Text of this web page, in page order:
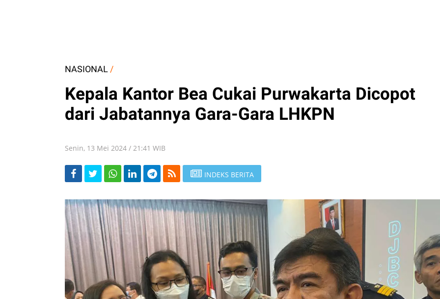
NASIONAL /
Kepala Kantor Bea Cukai Purwakarta Dicopot
dari Jabatannya Gara-Gara LHKPN
Senin, 13 Mei 2024 / 21:41 WIB
INDEKS BERITA